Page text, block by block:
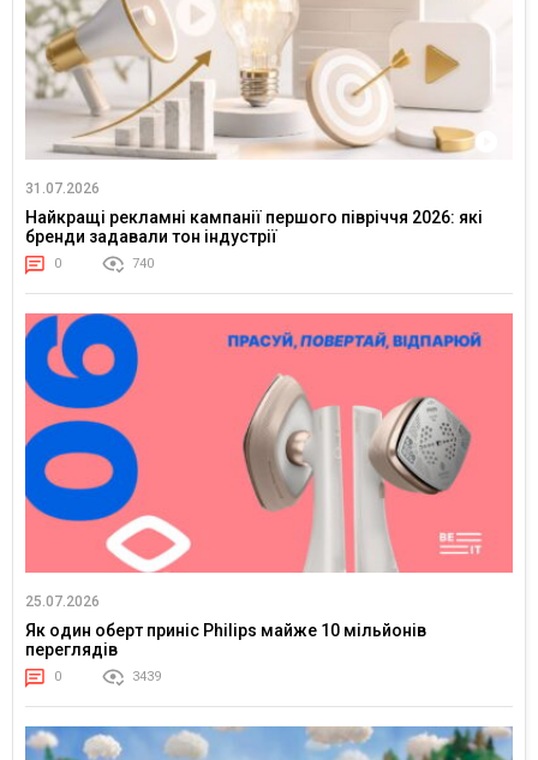
31.07.2026
Найкращі рекламні кампанії першого півріччя 2026: які
бренди задавали тон індустрії
0 740
25.07.2026
Як один оберт приніс Philips майже 10 мільйонів
переглядів
0 3439